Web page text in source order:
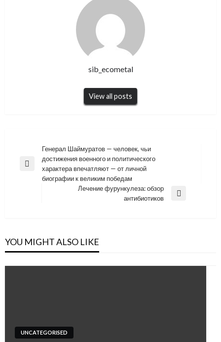
sib_ecometal
View all posts
Навигация
по
записям
Previous
Генерал Шаймуратов — человек, чьи
достижения военного и политического
характера впечатляют — от личной
биографии к великим победам
Лечение фурункулеза: обзор
антибиотиков
YOU MIGHT ALSO LIKE
UNCATEGORISED